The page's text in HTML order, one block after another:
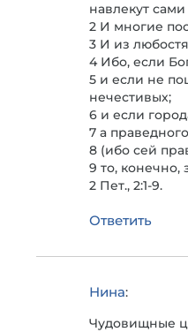
навлекут
2 И многие
3 И из
4 Ибо, если
5 и если не
нечестивых;
6 и если
7 а
8 (ибо сей
9 то, конечно,
2 Пет., 2:1-9.
Ответить
Нина:
Чудовищные